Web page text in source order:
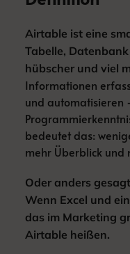
Airtable ist eine
Tabelle,
hübscher und viel
Informationen
und automatisieren
bedeutet das:
mehr Überblick und
Oder anders
Wenn Excel und
das im Marketing
Airtable heißen.